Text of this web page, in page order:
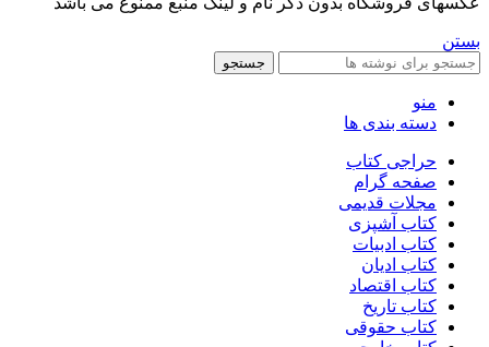
بستن
جستجو
منو
دسته بندی ها
حراجی کتاب
صفحه گرام
مجلات قدیمی
کتاب آشپزی
کتاب ادبیات
کتاب ادیان
کتاب اقتصاد
کتاب تاریخ
کتاب حقوقی